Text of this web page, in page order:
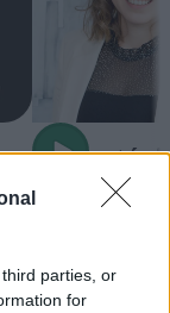
parties, or
for
A
az ember